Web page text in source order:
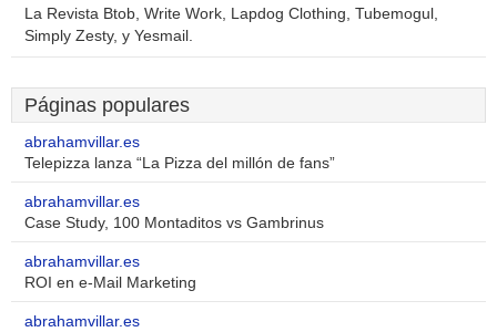
La Revista Btob, Write Work, Lapdog Clothing, Tubemogul,
Simply Zesty, y Yesmail.
Páginas populares
abrahamvillar.es
Telepizza lanza “La Pizza del millón de fans”
abrahamvillar.es
Case Study, 100 Montaditos vs Gambrinus
abrahamvillar.es
ROI en e-Mail Marketing
abrahamvillar.es